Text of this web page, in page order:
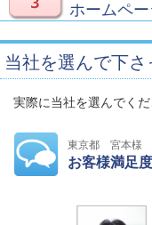
ホームペ
当社を選んで下さ
実際に当社を選んでく
東京都 宮本様
お客様満足